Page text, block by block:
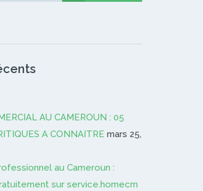
AU CAMEROUN : 05
A CONNAITRE mars 25,
au Cameroun :
sur service.homecm